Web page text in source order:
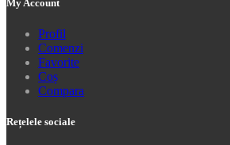
My Account
Profil
Comenzi
Favorite
Coș
Compara
Rețelele sociale